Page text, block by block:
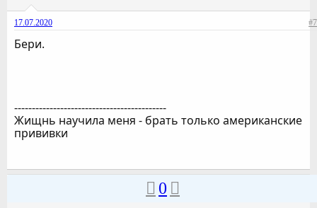
17.07.2020 #7
Бери.
-------------------------------------------
Жищнь научила меня - брать только американские
прививки
0